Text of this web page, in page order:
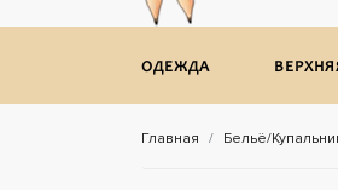
ОДЕЖДА
Главная Бельё/